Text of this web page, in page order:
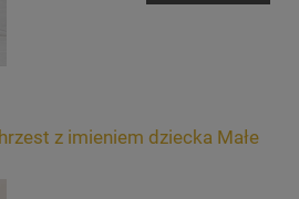
z imieniem dziecka Małe